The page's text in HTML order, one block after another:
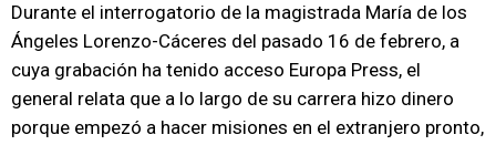
Durante el interrogatorio de la magistrada María de los
Ángeles Lorenzo-Cáceres del pasado 16 de febrero, a
cuya grabación ha tenido acceso Europa Press, el
general relata que a lo largo de su carrera hizo dinero
porque empezó a hacer misiones en el extranjero pronto,